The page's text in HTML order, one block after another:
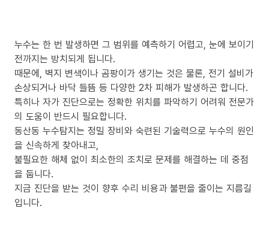
누수는 한 번 발생하면 그 범위를 예측하기 어렵고, 눈에 보이기
전까지는 방치되게 됩니다.
때문에, 벽지 변색이나 곰팡이가 생기는 것은 물론, 전기 설비가
손상되거나 바닥 들뜸 등 다양한 2차 피해가 발생하곤 합니다.
특히나 자가 진단으로는 정확한 위치를 파악하기 어려워 전문가
의 도움이 반드시 필요합니다.
동산동 누수탐지는 정밀 장비와 숙련된 기술력으로 누수의 원인
을 신속하게 찾아내고,
불필요한 해체 없이 최소한의 조치로 문제를 해결하는 데 중점
을 둡니다.
지금 진단을 받는 것이 향후 수리 비용과 불편을 줄이는 지름길
입니다.